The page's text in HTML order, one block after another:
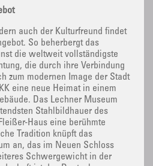
auch der Kulturfreund findet
So beherbergt das
die weltweit vollständigste
die durch ihre Verbindung
zum modernen Image der Stadt
eine neue Heimat in einem
Das Lechner Museum
Stahlbildhauer des
Haus eine berühmte
Tradition knüpft das
an, das im Neuen Schloss
Schwergewicht in der